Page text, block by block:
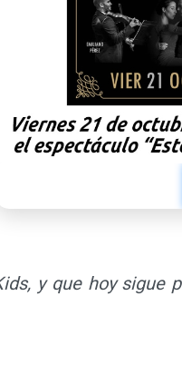
y que hoy sigue